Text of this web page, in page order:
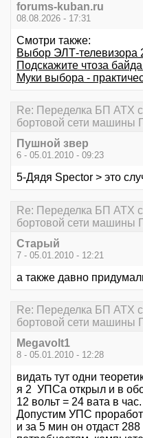
forums-kuban.ru
08.08.2026 - 17:31
Смотри также:
Выбор ЭЛТ-телевизора
Подскажите чтоза
Муки выбора -
Re: Переделка БП ATX
бортовой сети машины
Пушной звер
6 - 05.01.2010 - 09:23
5-Дядя Speсtor > это
Re: Переделка БП ATX
бортовой сети машины
Старый
7 - 05.01.2010 - 12:21
а также давно
Re: Переделка БП ATX
бортовой сети машины
Megavolt1
8 - 05.01.2010 - 12:28
видать тут одни
я 2 УПСа открыл и в
12 вольт = 24 вата в час.
Допустим УПС
и за 5 мин он отдаст